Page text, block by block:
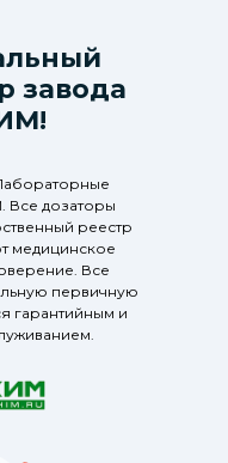
завода
Все дозаторы
реестр
медицинское
Все
первичную
гарантийным и